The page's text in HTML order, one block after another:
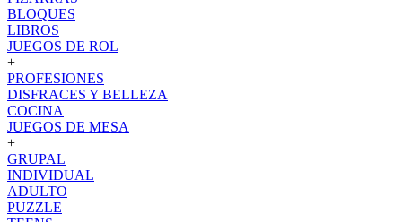
BLOQUES
LIBROS
JUEGOS DE ROL
+
PROFESIONES
DISFRACES Y BELLEZA
COCINA
JUEGOS DE MESA
+
GRUPAL
INDIVIDUAL
ADULTO
PUZZLE